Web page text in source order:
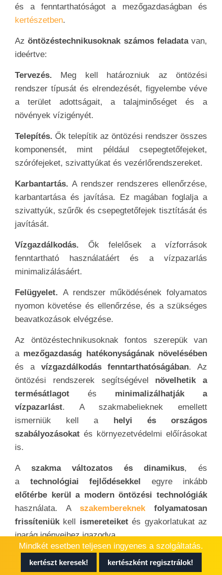
és a fenntarthatóságot a mezőgazdaságban és
kertészetben.
Azöntözéstechnikusoknak számos feladatavan,
ideértve:
Tervezés. Meg kell határozniuk az öntözési
rendszer típusát és elrendezését, figyelembe véve
a terület adottságait, a talajminőséget és a
növények vízigényét.
Telepítés. Ők telepítik az öntözési rendszer összes
komponensét, mint például csepegtetőfejeket,
szórófejeket, szivattyúkat és vezérlőrendszereket.
Karbantartás.A rendszer rendszeres ellenőrzése,
karbantartása és javítása. Ez magában foglalja a
szivattyúk, szűrők és csepegtetőfejek tisztítását és
javítását.
Vízgazdálkodás. Ők felelősek a vízforrások
fenntartható használatáért és a vízpazarlás
minimalizálásáért.
Felügyelet. A rendszer működésének folyamatos
nyomon követése és ellenőrzése, és a szükséges
beavatkozások elvégzése.
Az öntözéstechnikusoknak fontos szerepük van
amezőgazdaság hatékonyságának növelésében
és a vízgazdálkodás fenntarthatóságában. Az
öntözési rendszerek segítségével növelhetik a
termésátlagot és minimalizálhatják a
vízpazarlást. A szakmabelieknek emellett
ismerniük kell ahelyi és országos
szabályozásokat és környezetvédelmi előírásokat
is.
A szakma változatos és dinamikus, és
atechnológiai fejlődésekkel egyre inkább
előtérbe kerül a modern öntözési technológiák
használata. A
szakembereknekfolyamatosan
frissíteniük kell ismereteiketés gyakorlatukat az
iparág igényeihez igazodva.
Hasonló cikkek,
Mindkét esetben teljesen ingyenes a szolgáltatás.
kertészt keresek! kertészként regisztrálok!